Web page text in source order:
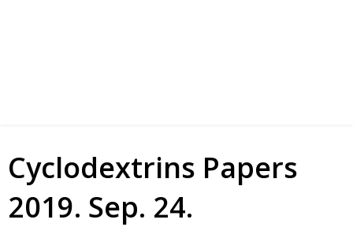
Cyclodextrins Papers
2019. Sep. 24.